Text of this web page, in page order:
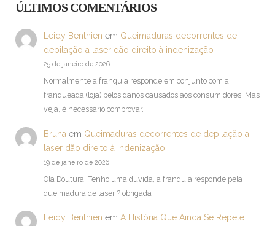
ÚLTIMOS COMENTÁRIOS
Leidy Benthien em Queimaduras decorrentes de
depilação a laser dão direito à indenização
25 de janeiro de 2026
Normalmente a franquia responde em conjunto com a
franqueada (loja) pelos danos causados aos consumidores. Mas
veja, é necessário comprovar…
Bruna em Queimaduras decorrentes de depilação a
laser dão direito à indenização
19 de janeiro de 2026
Ola Doutura, Tenho uma duvida, a franquia responde pela
queimadura de laser ? obrigada
Leidy Benthien em A História Que Ainda Se Repete